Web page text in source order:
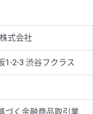
式会社
1-2-3 渋谷フクラス
づく金融商品取引業